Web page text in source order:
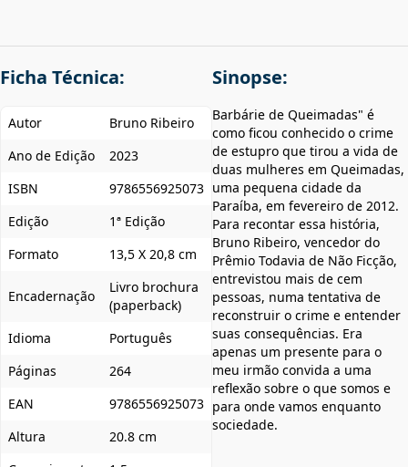
Ficha Técnica:
Autor
Bruno Ribeiro
Ano de Edição
2023
ISBN
9786556925073
Edição
1ª Edição
Formato
13,5 X 20,8 cm
Encadernação
Livro brochura
(paperback)
Idioma
Português
Páginas
264
EAN
9786556925073
Altura
20.8 cm
Sinopse:
Barbárie de Queimadas" é
como ficou conhecido o crime
de estupro que tirou a vida de
duas mulheres em Queimadas,
uma pequena cidade da
Paraíba, em fevereiro de 2012.
Para recontar essa história,
Bruno Ribeiro, vencedor do
Prêmio Todavia de Não Ficção,
entrevistou mais de cem
pessoas, numa tentativa de
reconstruir o crime e entender
suas consequências. Era
apenas um presente para o
meu irmão convida a uma
reflexão sobre o que somos e
para onde vamos enquanto
sociedade.